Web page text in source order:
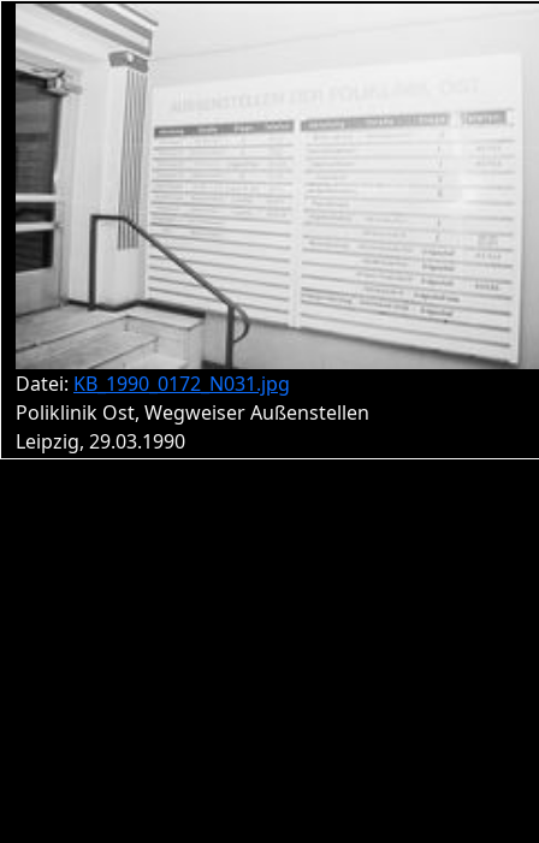
Datei: KB_1990_0172_N031.jpg
Poliklinik Ost, Wegweiser Außenstellen
Leipzig, 29.03.1990